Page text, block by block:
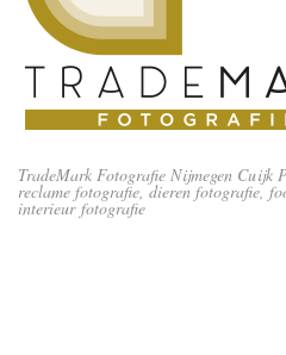
TradeMark Fotografie Nijmegen Cuijk
reclame fotografie, dieren fotografie,
interieur fotografie